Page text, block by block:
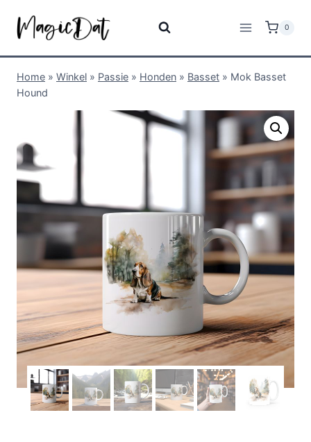
0
Home » Winkel » Passie » Honden » Basset » Mok Basset
Hound